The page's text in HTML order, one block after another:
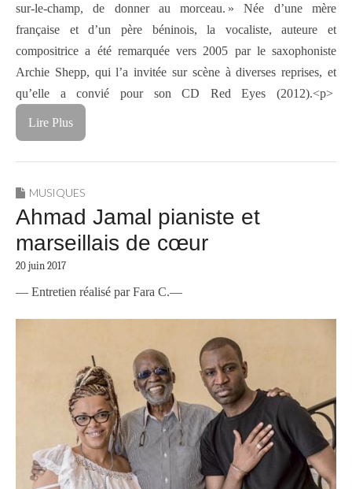
sur-le-champ, de donner au morceau. » Née d’une mère
française et d’un père béninois, la vocaliste, auteure et
compositrice a été remarquée vers 2005 par le saxophoniste
Archie Shepp, qui l’a invitée sur scène à diverses reprises, et
qu’elle a convié pour son CD Red Eyes (2012).<p>
Lire Plus
MUSIQUES
Ahmad Jamal pianiste et
marseillais de cœur
20 juin 2017
— Entretien réalisé par Fara C.—